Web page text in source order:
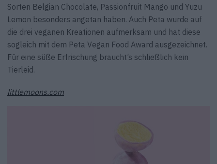
Sorten Belgian Chocolate, Passionfruit Mango und Yuzu
Lemon besonders angetan haben. Auch Peta wurde auf
die drei veganen Kreationen aufmerksam und hat diese
sogleich mit dem Peta Vegan Food Award ausgezeichnet.
Für eine süße Erfrischung braucht’s schließlich kein
Tierleid.
littlemoons.com